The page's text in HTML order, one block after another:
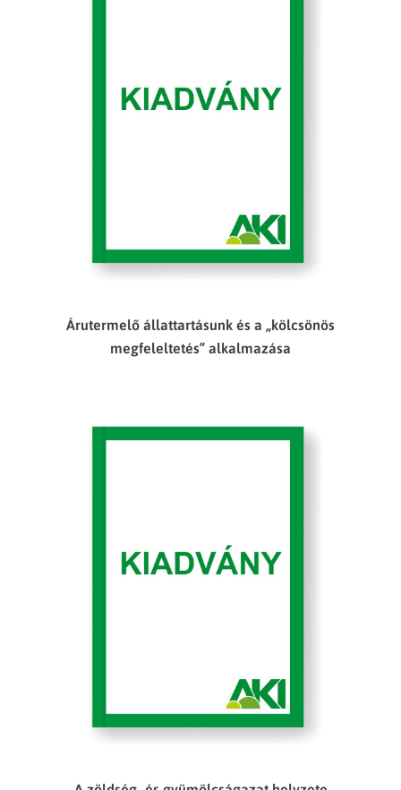
Árutermelő állattartásunk és a „kölcsönös
megfeleltetés” alkalmazása